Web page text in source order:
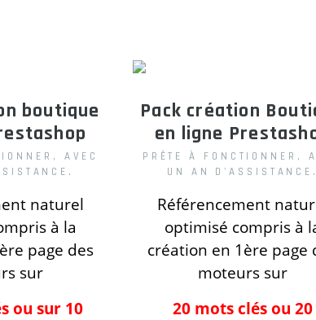
boutique
AVEC
naturel
à la
page des
sur
ou sur 10
Pack création
en ligne
PRÊTE À FONCTIONNER,
UN AN D'ASSISTANCE.
Référencement
optimisé compris à
création en 1ère page
moteurs sur
20 mots clés ou 20